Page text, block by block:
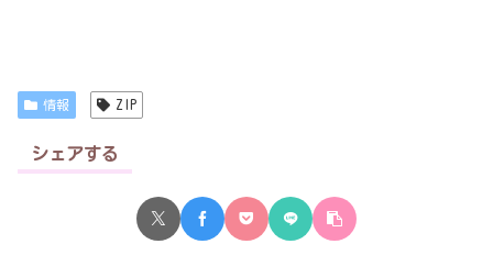
情報 ZIP
シェアする